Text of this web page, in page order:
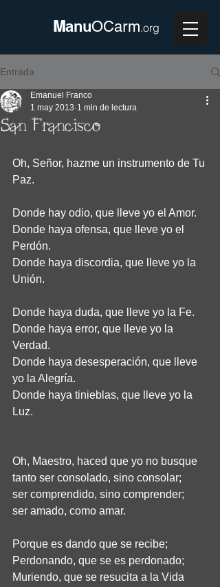
ManuOCarm.org
Entrada
San Francisco
Emanuel Franco
1 may 2013 1 min de lectura
Oh, Señor, hazme un instrumento de Tu
Paz.
Donde hay odio, que lleve yo el Amor.
Donde haya ofensa, que lleve yo el
Perdón.
Donde haya discordia, que lleve yo la
Unión.
Donde haya duda, que lleve yo la Fe.
Donde haya error, que lleve yo la
Verdad.
Donde haya desesperación, que lleve
yo la Alegría.
Donde haya tinieblas, que lleve yo la
Luz.
Oh, Maestro, haced que yo no busque
tanto ser consolado, sino consolar;
ser comprendido, sino comprender;
ser amado, como amar.
Porque es dando que se recibe;
Perdonando, que se es perdonado;
Muriendo, que se resucita a la Vida